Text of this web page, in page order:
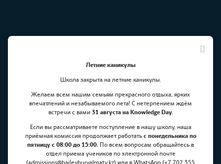
Учеников Haileybury Almaty
наградили Медалью Елбасы
Летние каникулы
Школа закрыта на летние каникулы.
Желаем всем нашим семьям прекрасного отдыха, ярких
впечатлений и незабываемого лета! С нетерпением ждём
встречи с вами 31 августа на Knowledge Day.
Если вы рассматриваете поступление в нашу школу, наша
приёмная комиссия продолжает работать с понедельника по
пятницу с 08:00 до 15:00. По всем вопросам обращайтесь в
отдел приема учеников по электронной почте
(admissions@haileyburyalmaty. kz) или в WhatsApp (+7 702 355